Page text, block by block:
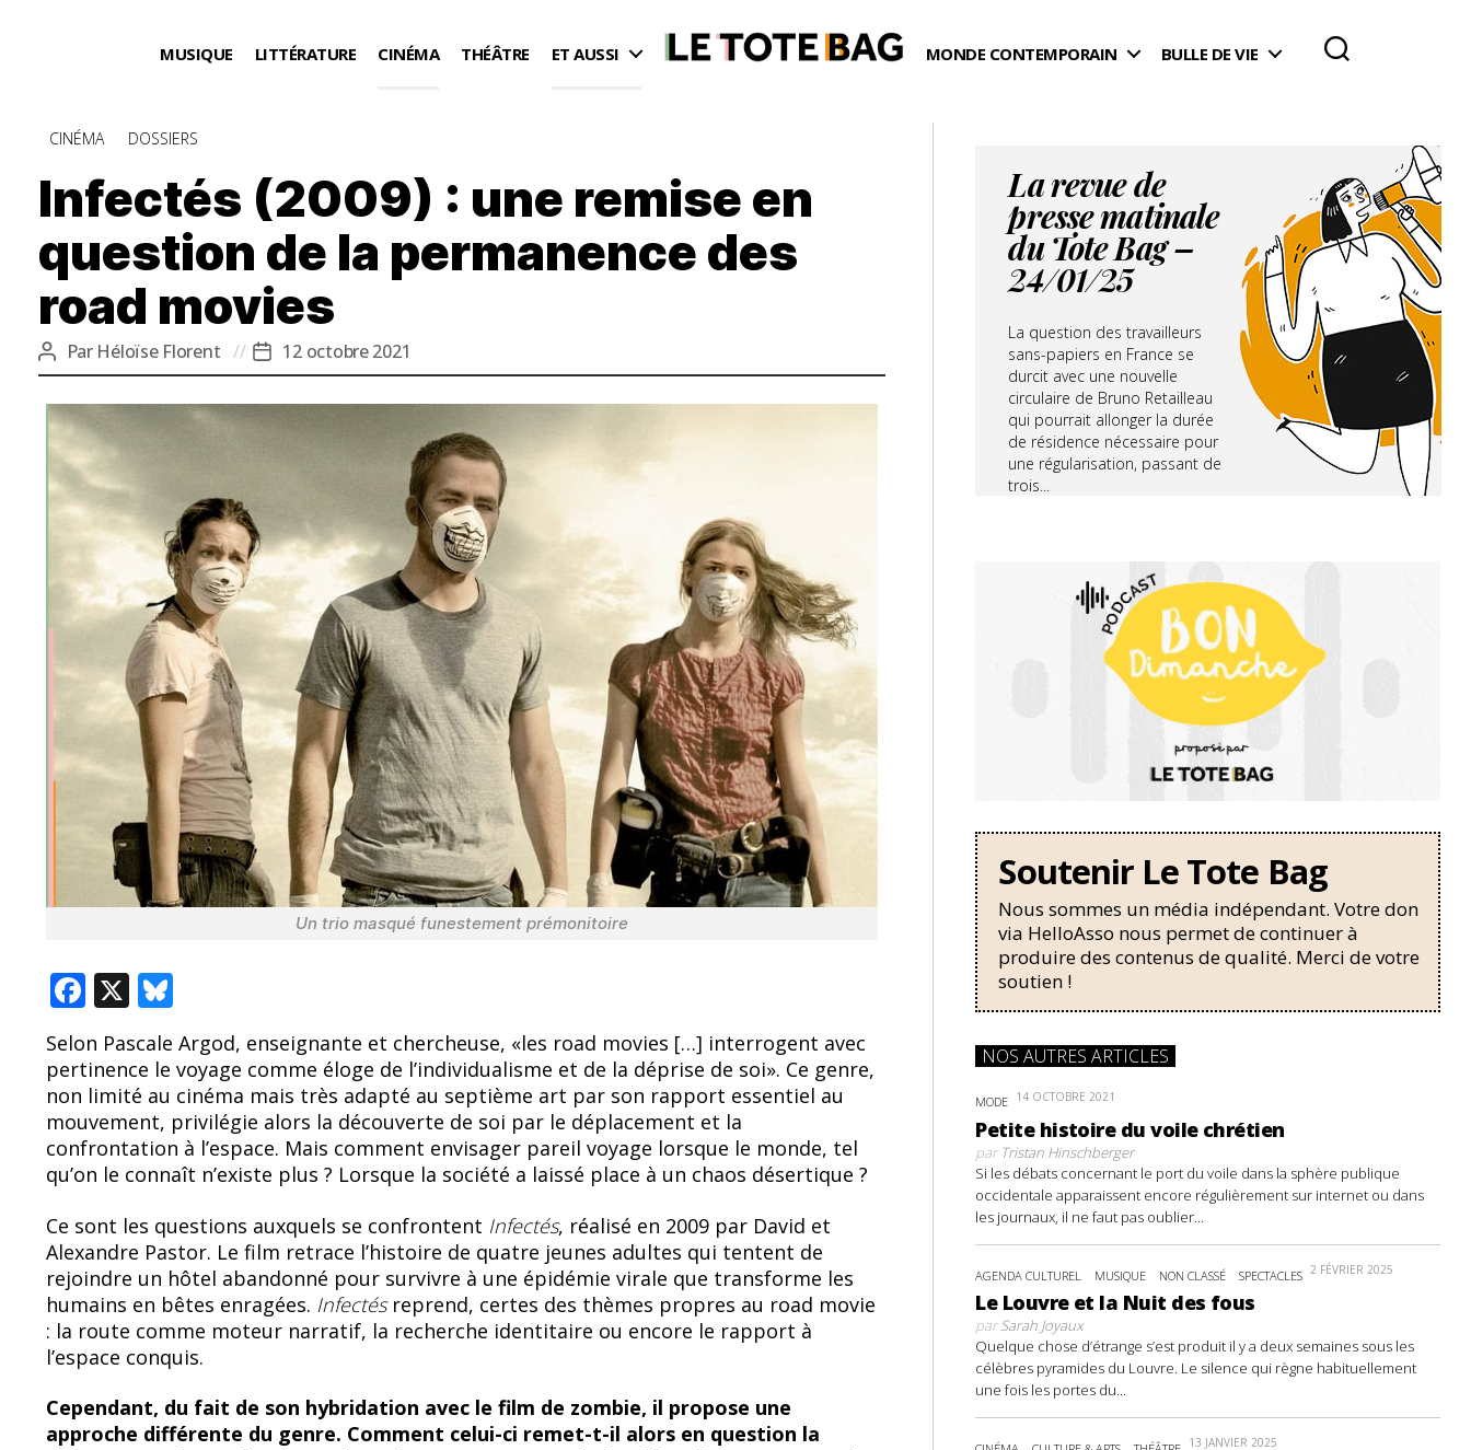
MUSIQUE LITTÉRATURE CINÉMA THÉÂTRE ET AUSSI MONDE CONTEMPORAIN BULLE DE VIE
Catégories
CINÉMA DOSSIERS
Infectés (2009) : une remise en
question de la permanence des
road movies
Auteur
de
l’article
Par Héloïse Florent
Date
de
l’article
12 octobre 2021
Un trio masqué funestement prémonitoire
F
ac
e
b
o
o
X
u
e
sk
y
Selon Pascale Argod, enseignante et chercheuse, «les road movies […] interrogent avec
pertinence le voyage comme éloge de l’individualisme et de la déprise de soi». Ce genre,
non limité au cinéma mais très adapté au septième art par son rapport essentiel au
mouvement, privilégie alors la découverte de soi par le déplacement et la
confrontation à l’espace. Mais comment envisager pareil voyage lorsque le monde, tel
qu’on le connaît n’existe plus ? Lorsque la société a laissé place à un chaos désertique ?
Ce sont les questions auxquels se confrontent Infectés, réalisé en 2009 par David et
Alexandre Pastor. Le film retrace l’histoire de quatre jeunes adultes qui tentent de
rejoindre un hôtel abandonné pour survivre à une épidémie virale que transforme les
humains en bêtes enragées. Infectésreprend, certes des thèmes propres au road movie
: la route comme moteur narratif, la recherche identitaire ou encore le rapport à
l’espace conquis.
Cependant, du fait de son hybridation avec le film de zombie, il propose une
approche différente du genre. Comment celui-ci remet-t-il alors en question la
La revue de
presse matinale
du Tote Bag –
24/01/25
La question des travailleurs
sans-papiers en France se
durcit avec une nouvelle
circulaire de Bruno Retailleau
qui pourrait allonger la durée
de résidence nécessaire pour
une régularisation, passant de
trois...
Soutenir Le Tote Bag
Nous sommes un média indépendant. Votre don
via HelloAsso nous permet de continuer à
produire des contenus de qualité. Merci de votre
soutien !
NOS AUTRES ARTICLES
MODE 14 OCTOBRE 2021
Petite histoire du voile chrétien
parTristan Hinschberger
Si les débats concernant le port du voile dans la sphère publique
occidentale apparaissent encore régulièrement sur internet ou dans
les journaux, il ne faut pas oublier...
AGENDA CULTUREL MUSIQUE NON CLASSÉ SPECTACLES 2 FÉVRIER 2025
Le Louvre et la Nuit des fous
parSarah Joyaux
Quelque chose d’étrange s’est produit il y a deux semaines sous les
célèbres pyramides du Louvre. Le silence qui règne habituellement
une fois les portes du...
13 JANVIER 2025